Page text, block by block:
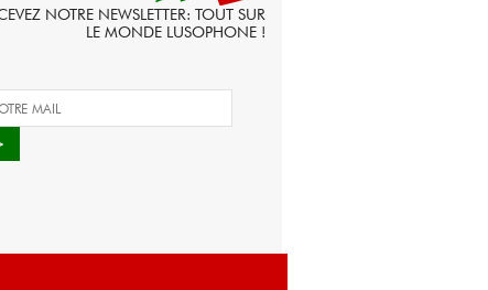
NOTRE NEWSLETTER: TOUT SUR
LE MONDE LUSOPHONE !